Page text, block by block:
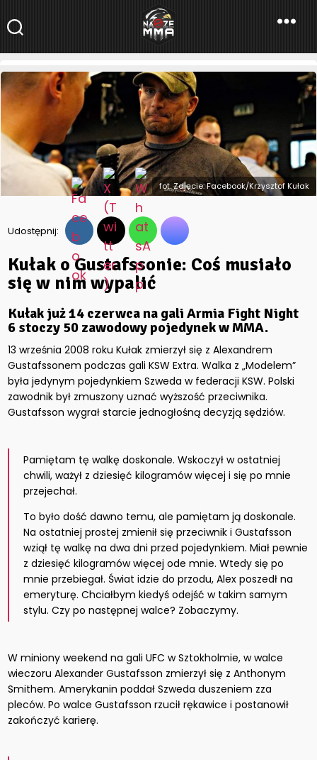
NaszeMMA
NaszeMMA.pl»Aktualności»Kułak o Gustafssonie: Coś musiało
się w nim wypalić
fot. Zdjęcie: Facebook/Krzysztof Kułak
Udostępnij:
Kułak o Gustafssonie: Coś musiało
się w nim wypalić
Kułak już 14 czerwca na gali Armia Fight Night
6 stoczy 50 zawodowy pojedynek w MMA.
13 września 2008 roku Kułak zmierzył się z Alexandrem
Gustafssonem podczas gali KSW Extra. Walka z „Modelem”
była jedynym pojedynkiem Szweda w federacji KSW. Polski
zawodnik był zmuszony uznać wyższość przeciwnika.
Gustafsson wygrał starcie jednogłośną decyzją sędziów.
Pamiętam tę walkę doskonale. Wskoczył w ostatniej
chwili, ważył z dziesięć kilogramów więcej i się po mnie
przejechał.
To było dość dawno temu, ale pamiętam ją doskonale.
Na ostatniej prostej zmienił się przeciwnik i Gustafsson
wziął tę walkę na dwa dni przed pojedynkiem. Miał pewnie
z dziesięć kilogramów więcej ode mnie. Wtedy się po
mnie przebiegał. Świat idzie do przodu, Alex poszedł na
emeryturę. Chciałbym kiedyś odejść w takim samym
stylu. Czy po następnej walce? Zobaczymy.
W miniony weekend na gali UFC w Sztokholmie, w walce
wieczoru Alexander Gustafsson zmierzył się z Anthonym
Smithem. Amerykanin poddał Szweda duszeniem zza
pleców. Po walce Gustafsson rzucił rękawice i postanowił
zakończyć karierę.